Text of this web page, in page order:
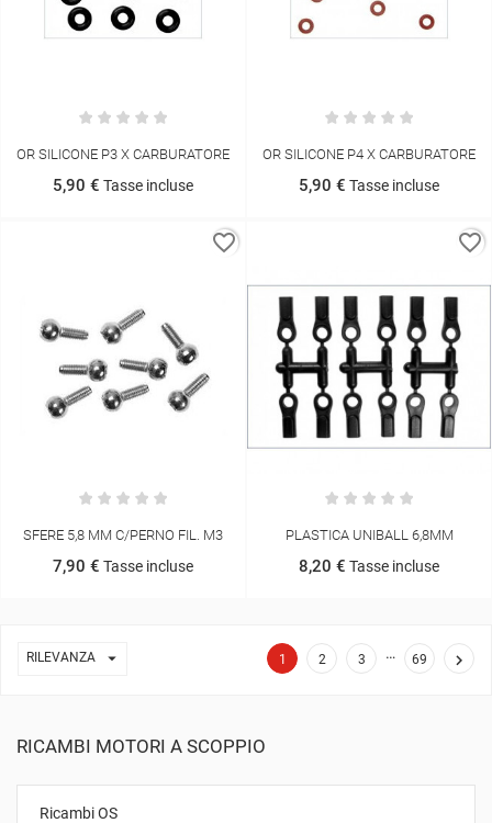
RICAMBI MOTORI A SCOPPIO
Ricambi OS
OR SILICONE P3 X CARBURATORE
5,90 € Tasse incluse
OR SILICONE P4 X CARBURATORE
5,90 € Tasse incluse
SFERE 5,8 MM C/PERNO FIL. M3
7,90 € Tasse incluse
favorite_border
PLASTICA UNIBALL 6,8MM
8,20 € Tasse incluse
favorite_border
RILEVANZA  1 2 3 … 69 